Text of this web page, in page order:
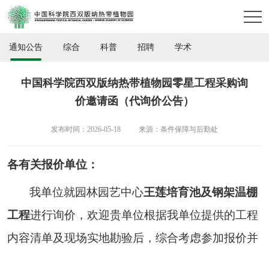
通知公告 综合 科普 招聘 学术
中国科学院西双版纳热带植物园零星工程采购询
价邀请函（代询价公告）
发布时间：2026-05-18 来源：条件保障与后勤处
各有关报价单位：
我单位就园林园艺中心王莲培育池及钢架温棚
工程进行询价，欢迎贵单位根据我单位提供的工程
内容清单及现场实地勘验后，综合考虑参加报价并